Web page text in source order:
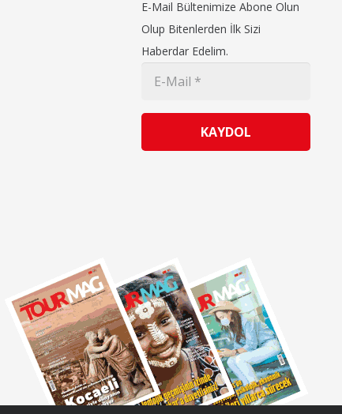
E-Mail Bültenimize Abone Olun
Olup Bitenlerden İlk Sizi
Haberdar Edelim.
KAYDOL